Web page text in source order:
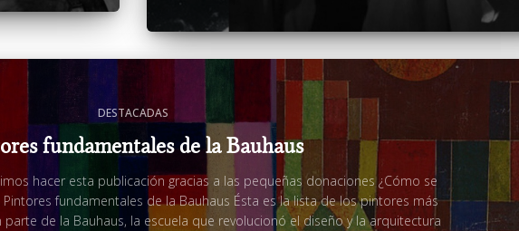
DESTACADAS
fundamentales de la Bauhaus
hacer esta publicación gracias a las pequeñas donaciones ¿Cómo se
fundamentales de la Bauhaus Ésta es la lista de los pintores más
de la Bauhaus, la escuela que revolucionó el diseño y la arquitectura